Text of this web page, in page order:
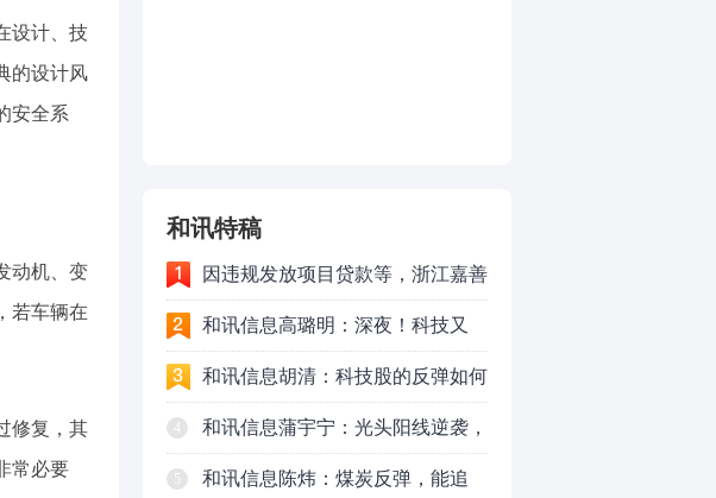
设计、技
的设计风
安全系
动机、变
若车辆在
修复，其
常必要
和讯特稿
因违规发放项目贷款等，浙江嘉善
农村商业银行股份有限公司被罚款
230万元
和讯信息高璐明：深夜！科技又
跌！今天会跌吗？
和讯信息胡清：科技股的反弹如何
对待？
和讯信息蒲宇宁：光头阳线逆袭，
新主线已浮现？周五大盘怎么走？
5 和讯信息陈炜：煤炭反弹，能追